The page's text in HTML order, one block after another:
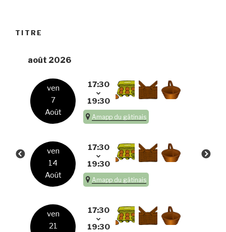
TITRE
août 2026
ven
7
Août
17:30
19:30
Amapp du gâtinais
ven
14
Août
17:30
19:30
Amapp du gâtinais
ven
21
17:30
19:30